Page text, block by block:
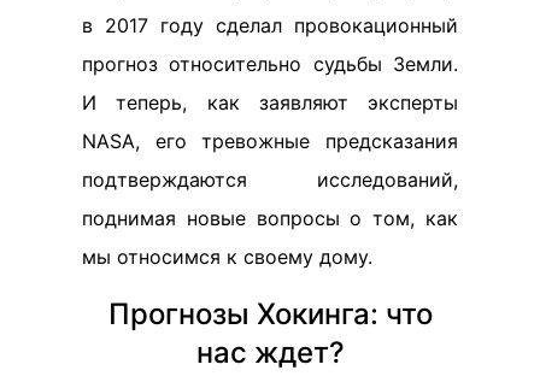
в 2017 году сделал провокационный
прогноз относительно судьбы Земли.
И теперь, как заявляют эксперты
NASA, его тревожные предсказания
подтверждаются исследований,
поднимая новые вопросы о том, как
мы относимся к своему дому.
Прогнозы Хокинга: что
нас ждет?